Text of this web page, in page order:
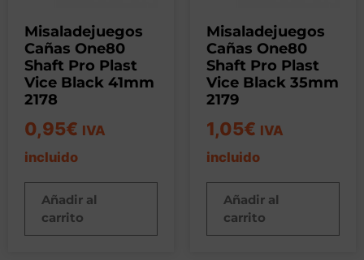
Misaladejuegos
Cañas One80
Shaft Pro Plast
Vice Black 41mm
2178
0,95€ IVA
incluido
Añadir al
carrito
Misaladejuegos
Cañas One80
Shaft Pro Plast
Vice Black 35mm
2179
1,05€ IVA
incluido
Añadir al
carrito